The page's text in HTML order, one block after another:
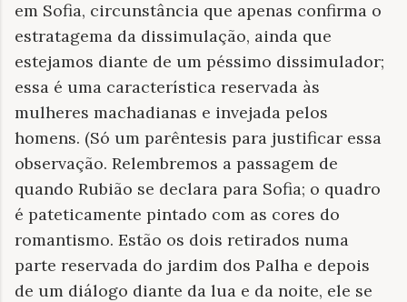
em Sofia, circunstância que apenas confirma o
estratagema da dissimulação, ainda que
estejamos diante de um péssimo dissimulador;
essa é uma característica reservada às
mulheres machadianas e invejada pelos
homens. (Só um parêntesis para justificar essa
observação. Relembremos a passagem de
quando Rubião se declara para Sofia; o quadro
é pateticamente pintado com as cores do
romantismo. Estão os dois retirados numa
parte reservada do jardim dos Palha e depois
de um diálogo diante da lua e da noite, ele se